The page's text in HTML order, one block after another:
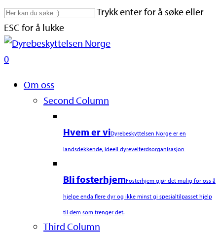
Skip
to
main
content
Trykk enter for å søke eller
ESC for å lukke
Close
Search
search
0
Om oss
Second Column
Hvem er viDyrebeskyttelsen Norge er en
landsdekkende, ideell dyrevelferdsorganisasjon
Bli fosterhjemFosterhjem gjør det mulig for oss å
hjelpe enda flere dyr og ikke minst gi spesialtilpasset hjelp
til dem som trenger det.
Third Column